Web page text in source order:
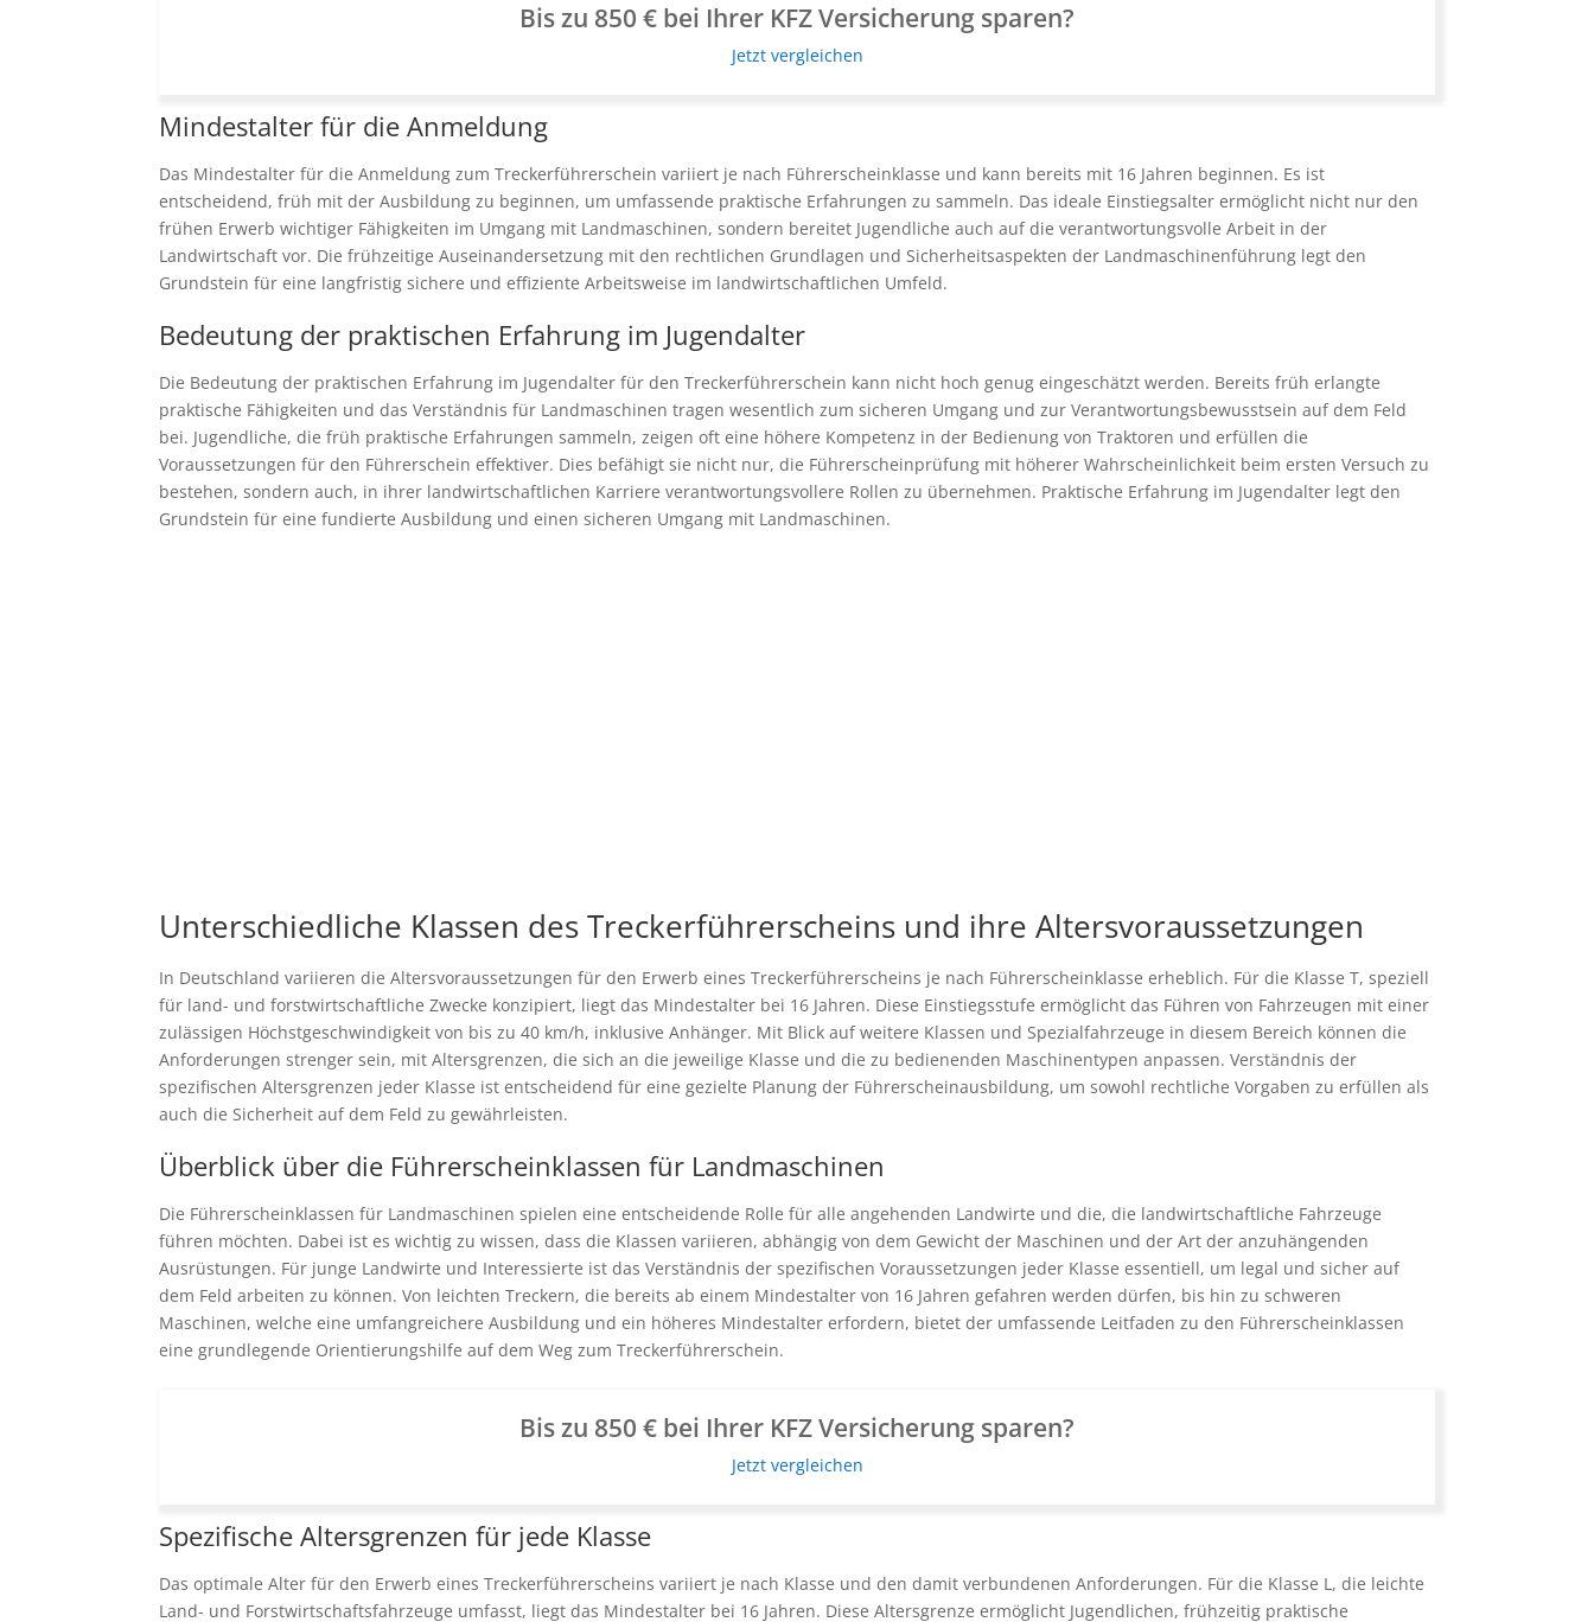
Bis zu 850 € bei Ihrer KFZ Versicherung sparen?
Jetzt vergleichen
Mindestalter für die Anmeldung
Das Mindestalter für die Anmeldung zum Treckerführerschein variiert je nach Führerscheinklasse und kann bereits mit 16 Jahren beginnen. Es ist
entscheidend, früh mit der Ausbildung zu beginnen, um umfassende praktische Erfahrungen zu sammeln. Das ideale Einstiegsalter ermöglicht nicht nur den
frühen Erwerb wichtiger Fähigkeiten im Umgang mit Landmaschinen, sondern bereitet Jugendliche auch auf die verantwortungsvolle Arbeit in der
Landwirtschaft vor. Die frühzeitige Auseinandersetzung mit den rechtlichen Grundlagen und Sicherheitsaspekten der Landmaschinenführung legt den
Grundstein für eine langfristig sichere und effiziente Arbeitsweise im landwirtschaftlichen Umfeld.
Bedeutung der praktischen Erfahrung im Jugendalter
Die Bedeutung der praktischen Erfahrung im Jugendalter für den Treckerführerschein kann nicht hoch genug eingeschätzt werden. Bereits früh erlangte
praktische Fähigkeiten und das Verständnis für Landmaschinen tragen wesentlich zum sicheren Umgang und zur Verantwortungsbewusstsein auf dem Feld
bei. Jugendliche, die früh praktische Erfahrungen sammeln, zeigen oft eine höhere Kompetenz in der Bedienung von Traktoren und erfüllen die
Voraussetzungen für den Führerschein effektiver. Dies befähigt sie nicht nur, die Führerscheinprüfung mit höherer Wahrscheinlichkeit beim ersten Versuch zu
bestehen, sondern auch, in ihrer landwirtschaftlichen Karriere verantwortungsvollere Rollen zu übernehmen. Praktische Erfahrung im Jugendalter legt den
Grundstein für eine fundierte Ausbildung und einen sicheren Umgang mit Landmaschinen.
Unterschiedliche Klassen des Treckerführerscheins und ihre Altersvoraussetzungen
In Deutschland variieren die Altersvoraussetzungen für den Erwerb eines Treckerführerscheins je nach Führerscheinklasse erheblich. Für die Klasse T, speziell
für land- und forstwirtschaftliche Zwecke konzipiert, liegt das Mindestalter bei 16 Jahren. Diese Einstiegsstufe ermöglicht das Führen von Fahrzeugen mit einer
zulässigen Höchstgeschwindigkeit von bis zu 40 km/h, inklusive Anhänger. Mit Blick auf weitere Klassen und Spezialfahrzeuge in diesem Bereich können die
Anforderungen strenger sein, mit Altersgrenzen, die sich an die jeweilige Klasse und die zu bedienenden Maschinentypen anpassen. Verständnis der
spezifischen Altersgrenzen jeder Klasse ist entscheidend für eine gezielte Planung der Führerscheinausbildung, um sowohl rechtliche Vorgaben zu erfüllen als
auch die Sicherheit auf dem Feld zu gewährleisten.
Überblick über die Führerscheinklassen für Landmaschinen
Die Führerscheinklassen für Landmaschinen spielen eine entscheidende Rolle für alle angehenden Landwirte und die, die landwirtschaftliche Fahrzeuge
führen möchten. Dabei ist es wichtig zu wissen, dass die Klassen variieren, abhängig von dem Gewicht der Maschinen und der Art der anzuhängenden
Ausrüstungen. Für junge Landwirte und Interessierte ist das Verständnis der spezifischen Voraussetzungen jeder Klasse essentiell, um legal und sicher auf
dem Feld arbeiten zu können. Von leichten Treckern, die bereits ab einem Mindestalter von 16 Jahren gefahren werden dürfen, bis hin zu schweren
Maschinen, welche eine umfangreichere Ausbildung und ein höheres Mindestalter erfordern, bietet der umfassende Leitfaden zu den Führerscheinklassen
eine grundlegende Orientierungshilfe auf dem Weg zum Treckerführerschein.
Bis zu 850 € bei Ihrer KFZ Versicherung sparen?
Jetzt vergleichen
Spezifische Altersgrenzen für jede Klasse
Das optimale Alter für den Erwerb eines Treckerführerscheins variiert je nach Klasse und den damit verbundenen Anforderungen. Für die Klasse L, die leichte
Land- und Forstwirtschaftsfahrzeuge umfasst, liegt das Mindestalter bei 16 Jahren. Diese Altersgrenze ermöglicht Jugendlichen, frühzeitig praktische